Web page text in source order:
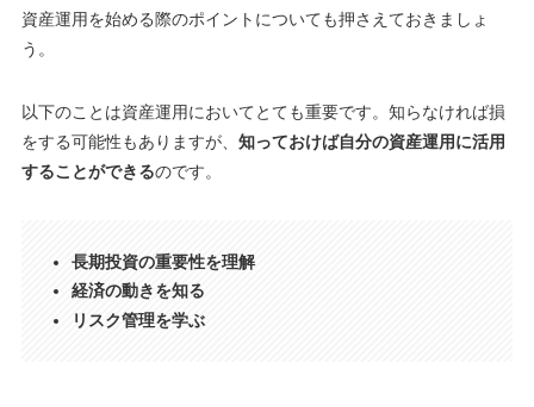
資産運用を始める際のポイントについても押さえておきましょ
う。
以下のことは資産運用においてとても重要です。知らなければ損
をする可能性もありますが、 知っておけば自分の資産運用に活用
することができるのです。
長期投資の重要性を理解
経済の動きを知る
リスク管理を学ぶ